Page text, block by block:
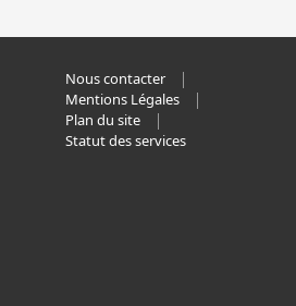
Nous contacter
Mentions Légales
Plan du site
Statut des services